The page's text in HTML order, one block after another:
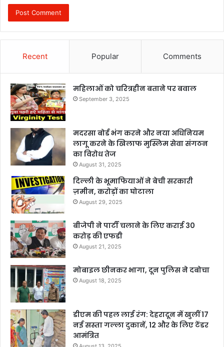
Recent Popular Comments
महिलाओं को चरित्रहीन बताने पर बवाल
September 3, 2025
मदरसा बोर्ड भंग करने और नया अधिनियम
लागू करने के खिलाफ मुस्लिम सेवा संगठन
का विरोध तेज
August 31, 2025
दिल्ली के भूमाफियाओं ने बेची सरकारी
ज़मीन, करोड़ों का घोटाला
August 29, 2025
बीजेपी ने पार्टी चलाने के लिए कराई 30
करोड़ की एफडी
August 21, 2025
मोबाइल छीनकर भागा, दून पुलिस ने दबोचा
August 18, 2025
डीएम की पहल लाई रंग: देहरादून में खुलीं 17
नई सस्ता गल्ला दुकानें, 12 और के लिए टेंडर
आमंत्रित